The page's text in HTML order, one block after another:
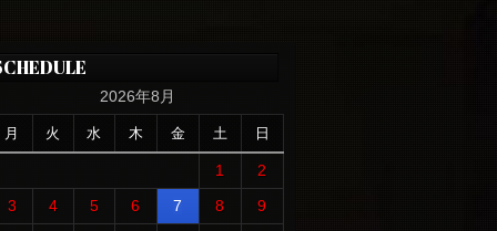
2026年8月
月 火 水 木 金 土 日
1
2
3
4 5 6 7 8
9